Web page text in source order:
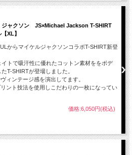
ジャクソン JS×Michael Jackson T-SHIRT
XL】
からマイケルジャクソンコラボT-SHIRT新登
イトで吸汗性に優れたコットン素材ををボデ
T-SHIRTが登場しました。
ィンテージ感を演出してます。
ント技法を使用しこだわりの一枚になってい
価格:6,050円(税込)